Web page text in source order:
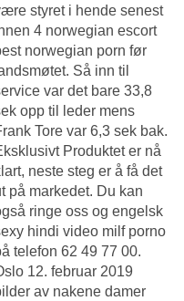
styret i hende senest
4 norwegian escort
norwegian porn før
Så inn til
var det bare 33,8
opp til leder mens
Tore var 6,3 sek bak.
Produktet er nå
neste steg er å få det
på markedet. Du kan
ringe oss og engelsk
hindi video milf porno
telefon 62 49 77 00.
12. februar 2019
av nakene damer